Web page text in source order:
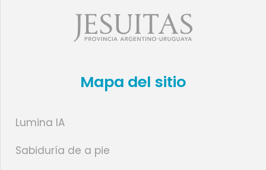
Mapa del sitio
Lumina IA
Sabiduría de a pie